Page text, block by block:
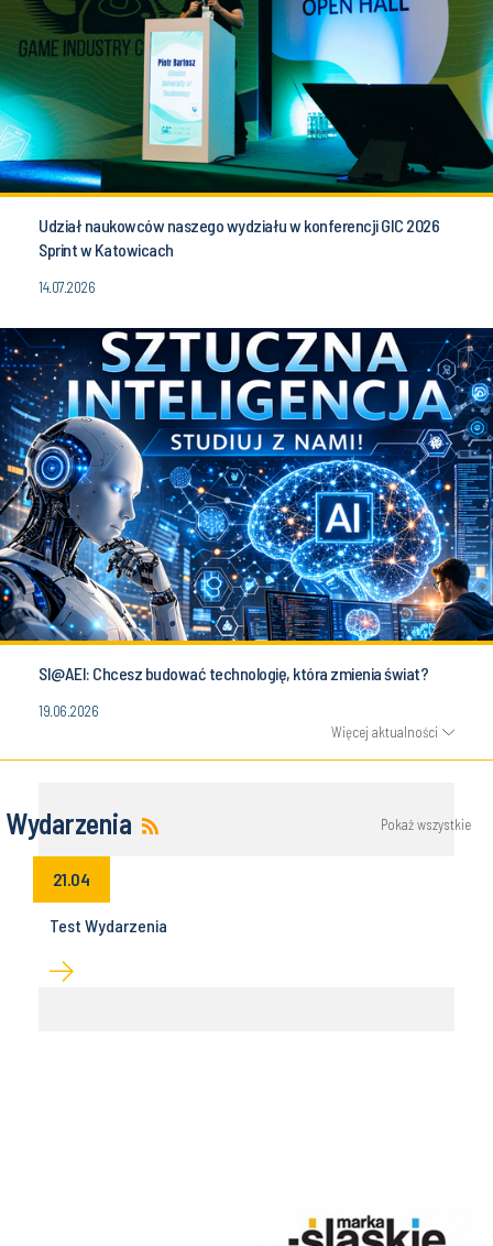
Udział naukowców naszego wydziału w konferencji GIC 2026
Sprint w Katowicach
14.07.2026
SI@AEI: Chcesz budować technologię, która zmienia świat?
19.06.2026
Więcej aktualności
Wydarzenia Pokaż wszystkie
21.04
Test Wydarzenia